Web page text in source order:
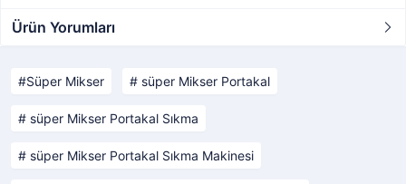
Ürün Yorumları
Süper Mikser süper Mikser Portakal
süper Mikser Portakal Sıkma
süper Mikser Portakal Sıkma Makinesi